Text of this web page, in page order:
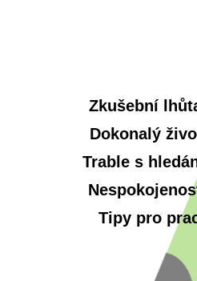
Zkušební
Dokonalý
Trable s
Tipy pro